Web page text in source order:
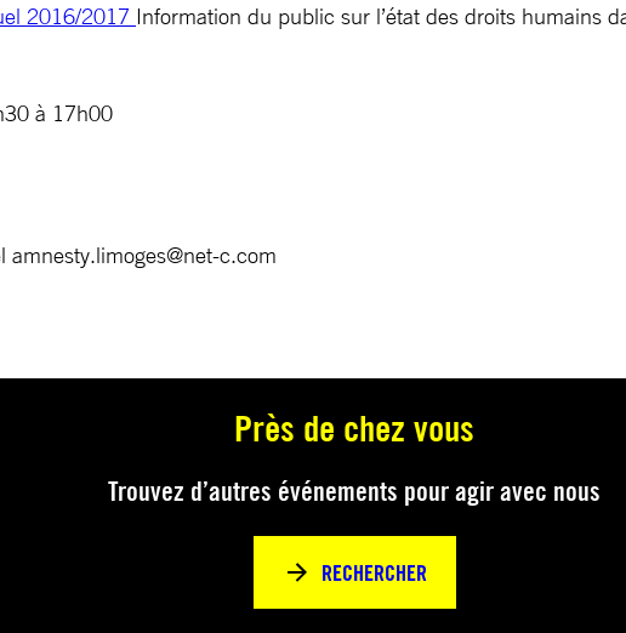
2016/2017 Information du public sur l’état des droits humains
à 17h00
amnesty.limoges@net-c.com
Près de chez vous
Trouvez d’autres événements pour agir avec nous
RECHERCHER